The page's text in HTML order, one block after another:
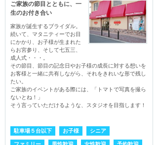
ご家族の節目とともに、一
生のお付き合い
家族が誕生するブライダル。
続いて、マタニティーでお目
にかかり、お子様が生まれた
らお宮参り、そして七五三、
成人式・・・。
その節目、節目の記念日やお子様の成長に対する想いを
お客様と一緒に共有しながら、それをきれいな形で残し
たい。
ご家族のイベントがある際には、「トマトで写真を撮ら
ないとね！」
そう言っていただけるような、スタジオを目指します！
駐車場５台以下 お子様 シニア